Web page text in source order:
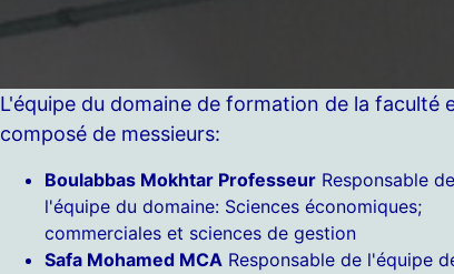
L'équipe du domaine de formation de la faculté
composé de messieurs:
Boulabbas Mokhtar Professeur Responsable de
l'équipe du domaine: Sciences économiques;
commerciales et sciences de gestion
Safa Mohamed MCA Responsable de l'équipe